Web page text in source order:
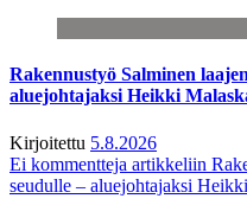
Rakennustyö Salminen
aluejohtajaksi Heikki
Kirjoitettu 5.8.2026
Ei kommentteja artikkeliin
seudulle – aluejohtajaksi